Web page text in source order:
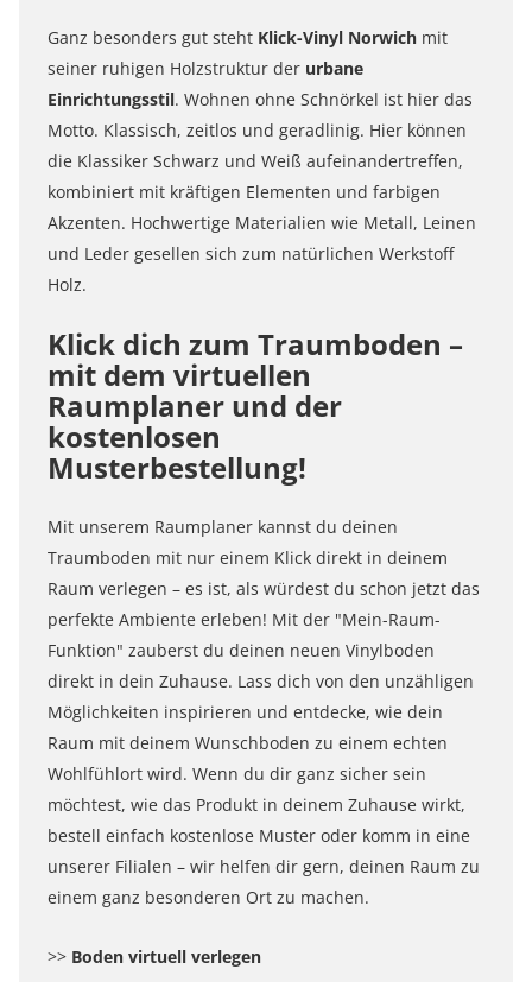
Ganz besonders gut steht Klick-Vinyl Norwich mit
seiner ruhigen Holzstruktur der urbane
Einrichtungsstil. Wohnen ohne Schnörkel ist hier das
Motto. Klassisch, zeitlos und geradlinig. Hier können
die Klassiker Schwarz und Weiß aufeinandertreffen,
kombiniert mit kräftigen Elementen und farbigen
Akzenten. Hochwertige Materialien wie Metall, Leinen
und Leder gesellen sich zum natürlichen Werkstoff
Holz.
Klick dich zum Traumboden –
mit dem virtuellen
Raumplaner und der
kostenlosen
Musterbestellung!
Mit unserem Raumplaner kannst du deinen
Traumboden mit nur einem Klick direkt in deinem
Raum verlegen – es ist, als würdest du schon jetzt das
perfekte Ambiente erleben! Mit der "Mein-Raum-
Funktion" zauberst du deinen neuen Vinylboden
direkt in dein Zuhause. Lass dich von den unzähligen
Möglichkeiten inspirieren und entdecke, wie dein
Raum mit deinem Wunschboden zu einem echten
Wohlfühlort wird. Wenn du dir ganz sicher sein
möchtest, wie das Produkt in deinem Zuhause wirkt,
bestell einfach kostenlose Muster oder komm in eine
unserer Filialen – wir helfen dir gern, deinen Raum zu
einem ganz besonderen Ort zu machen.
>> Boden virtuell verlegen